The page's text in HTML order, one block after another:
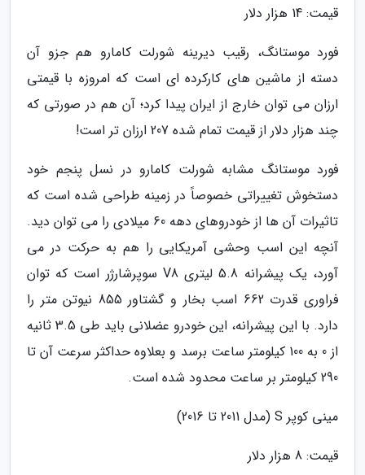
قیمت: 14 هزار دلار
فورد موستانگ، رقیب دیرینه شورلت کامارو هم جزو آن
دسته از ماشین های کارکرده ای است که امروزه با قیمتی
ارزان می توان خارج از ایران پیدا کرد؛ آن هم در صورتی که
چند هزار دلار از قیمت تمام شده 207 ارزان تر است!
فورد موستانگ مشابه شورلت کامارو در نسل پنجم خود
دستخوش تغییراتی خصوصاً در زمینه طراحی شده است که
تاثیرات آن ها از خودروهای دهه 60 میلادی را می توان دید.
آنچه این اسب وحشی آمریکایی را هم به حرکت در می
آورد، یک پیشرانه 5.8 لیتری V8 سوپرشارژر است که توان
فراوری قدرت 662 اسب بخار و گشتاور 855 نیوتن متر را
دارد. با این پیشرانه، این خودرو عضلانی باید طی 3.5 ثانیه
از 0 به 100 کیلومتر ساعت برسد و بعلاوه حداکثر سرعت آن تا
290 کیلومتر بر ساعت محدود شده است.
مینی کوپر S (مدل 2011 تا 2016)
قیمت: 8 هزار دلار